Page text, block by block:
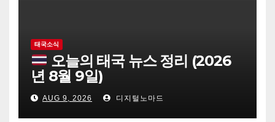
태국소식
오늘의 태국 뉴스 정리 (2026
년 8월 9일)
AUG 9, 2026 디지털노마드